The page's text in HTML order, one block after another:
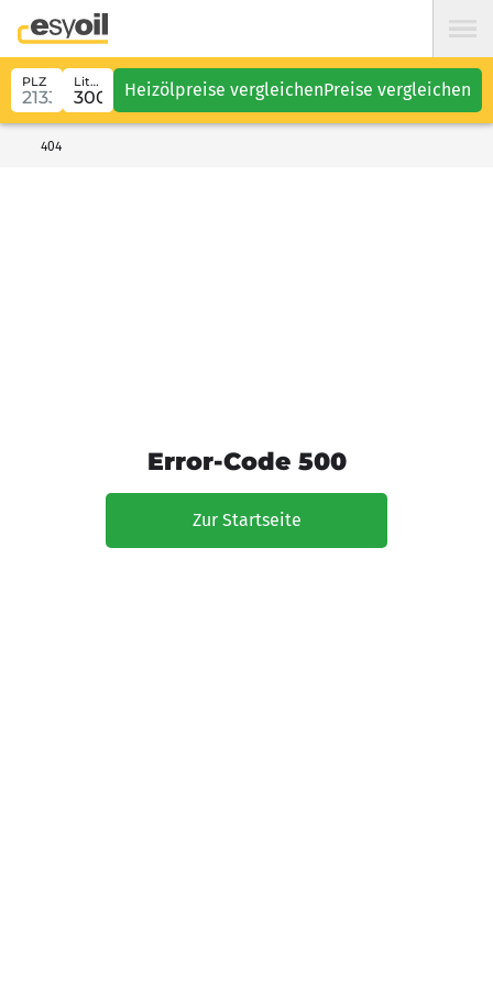
PLZ Liter Heizölpreise vergleichenPreise vergleichen
404
Error-Code 500
Zur Startseite